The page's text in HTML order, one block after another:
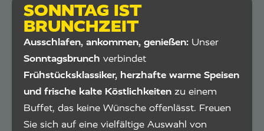
SONNTAG IST
BRUNCHZEIT
Ausschlafen, ankommen, genießen: Unser
Sonntagsbrunch verbindet
Frühstücksklassiker, herzhafte warme Speisen
und frische kalte Köstlichkeiten zu einem
Buffet, das keine Wünsche offenlässt. Freuen
Sie sich auf eine vielfältige Auswahl von